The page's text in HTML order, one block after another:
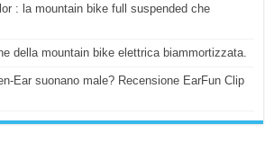
: la mountain bike full suspended che
della mountain bike elettrica biammortizzata.
Ear suonano male? Recensione EarFun Clip